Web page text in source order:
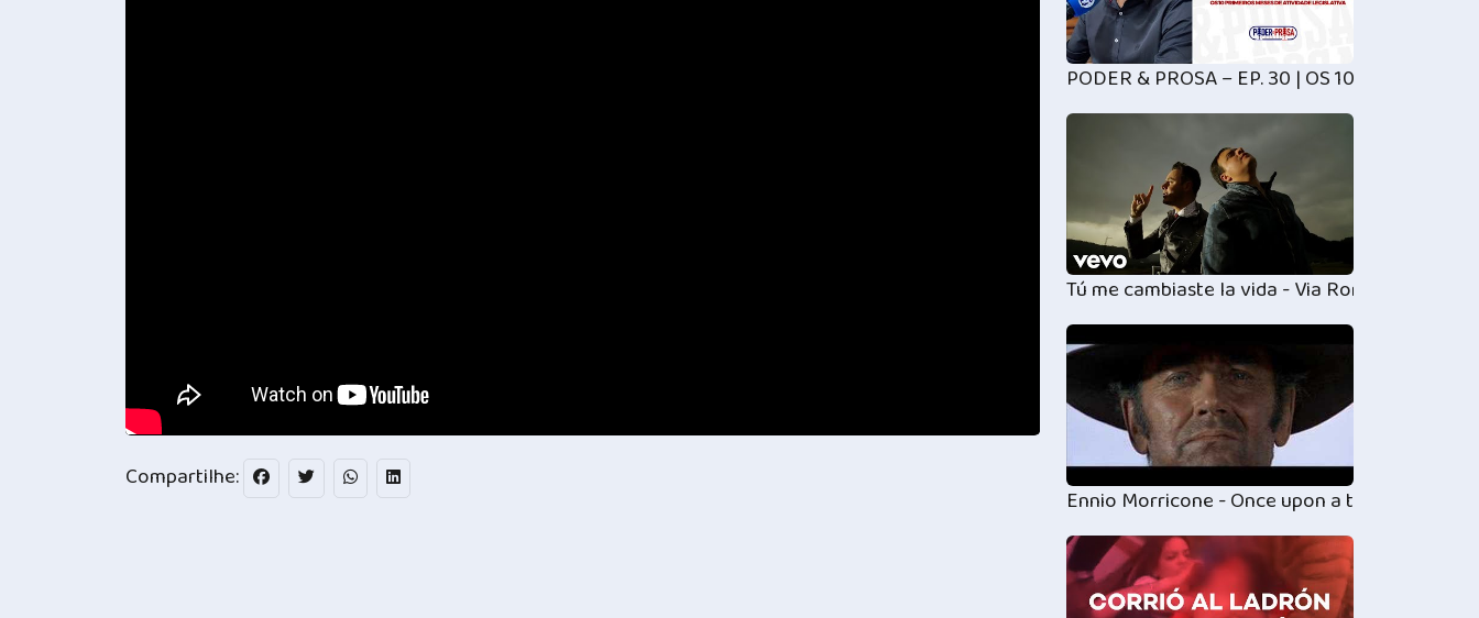
Compartilhe:
PODER & PROSA – EP. 30 | OS 10
Tú me cambiaste la vida - Via Roma
Ennio Morricone - Once upon a time in the